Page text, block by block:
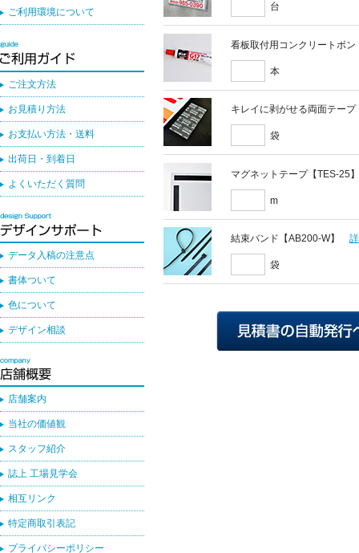
台
看板取付用コンクリートボン
本
キレイに剥がせる両面テープ
袋
マグネットテープ【TES-25
m
結束バンド【AB200-W】
袋
ご利用環境について
ご注文方法
お見積り方法
お支払い方法・送料
出荷日・到着日
よくいただく質問
データ入稿の注意点
書体ついて
色について
デザイン相談
店舗案内
当社の価値観
スタッフ紹介
誌上 工場見学会
相互リンク
特定商取引表記
プライバシーポリシー